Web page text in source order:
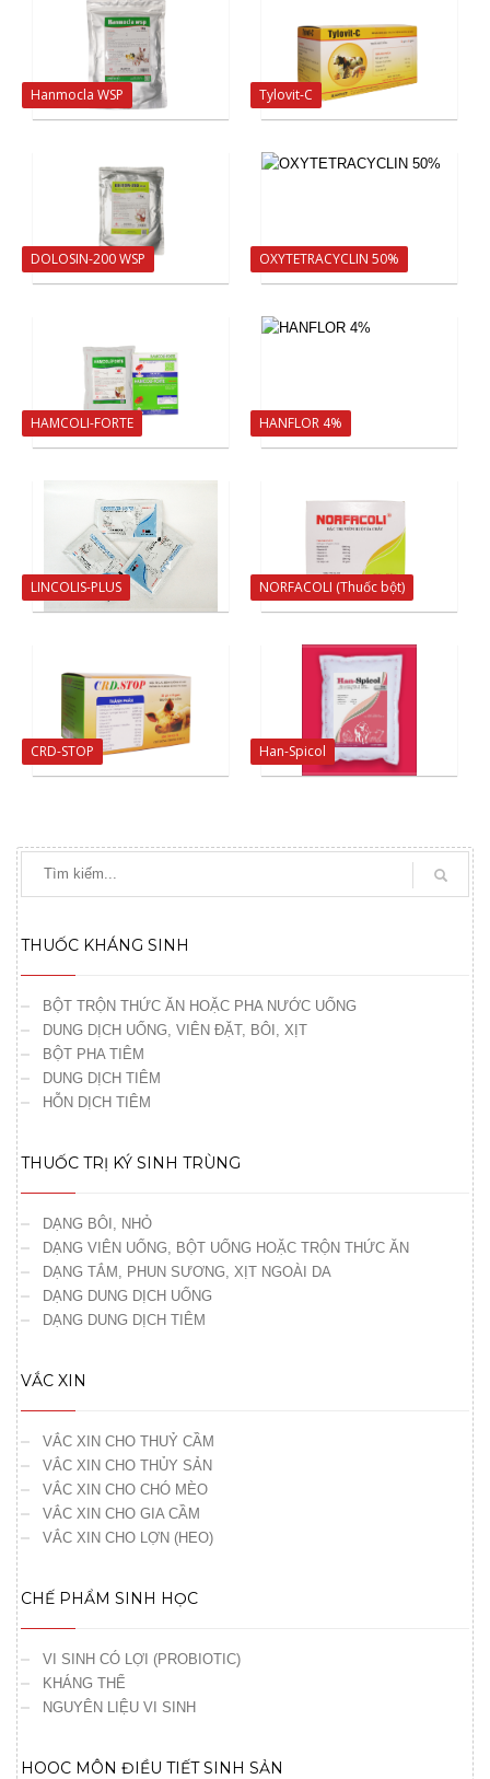
Hanmocla WSP Tylovit-C
DOLOSIN-200 WSP OXYTETRACYCLIN 50%
HAMCOLI-FORTE HANFLOR 4%
LINCOLIS-PLUS NORFACOLI (Thuốc bột)
CRD-STOP Han-Spicol
THUỐC KHÁNG SINH
BỘT TRỘN THỨC ĂN HOẶC PHA NƯỚC UỐNG
DUNG DỊCH UỐNG, VIÊN ĐẶT, BÔI, XỊT
BỘT PHA TIÊM
DUNG DỊCH TIÊM
HỖN DỊCH TIÊM
THUỐC TRỊ KÝ SINH TRÙNG
DẠNG BÔI, NHỎ
DẠNG VIÊN UỐNG, BỘT UỐNG HOẶC TRỘN THỨC ĂN
DẠNG TẮM, PHUN SƯƠNG, XỊT NGOÀI DA
DẠNG DUNG DỊCH UỐNG
DẠNG DUNG DỊCH TIÊM
VẮC XIN
VẮC XIN CHO THUỶ CẦM
VẮC XIN CHO THỦY SẢN
VẮC XIN CHO CHÓ MÈO
VẮC XIN CHO GIA CẦM
VẮC XIN CHO LỢN (HEO)
CHẾ PHẨM SINH HỌC
VI SINH CÓ LỢI (PROBIOTIC)
KHÁNG THỂ
NGUYÊN LIỆU VI SINH
HOOC MÔN ĐIỀU TIẾT SINH SẢN